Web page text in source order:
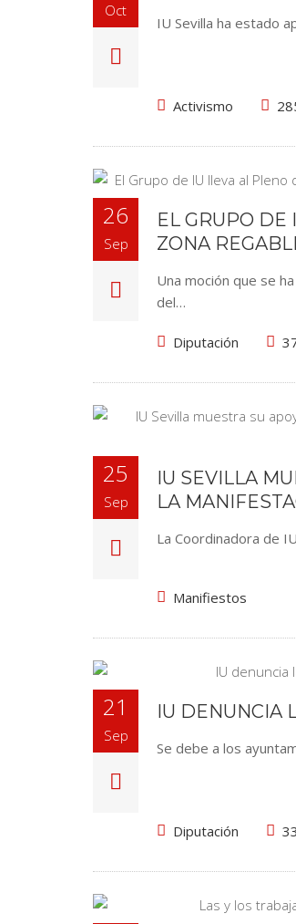
Oct
IU Sevilla ha estado
Activismo
26
Sep
EL GRUPO DE
ZONA
Una moción que se
del…
Diputación
25
Sep
IU SEVILLA
LA
La Coordinadora de
Manifiestos
21
Sep
IU DENUNCIA
Se debe a los
Diputación